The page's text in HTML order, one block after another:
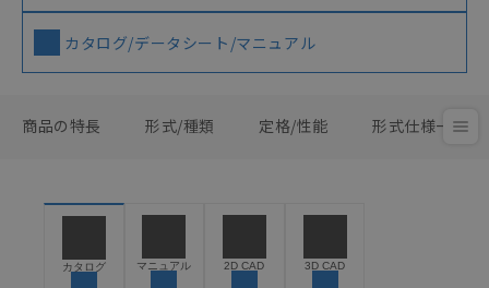
カタログ/データシート/マニュアル
商品の特長 形式/種類 定格/性能 形式仕様一覧
カタログ マニュアル 2D CAD 3D CAD